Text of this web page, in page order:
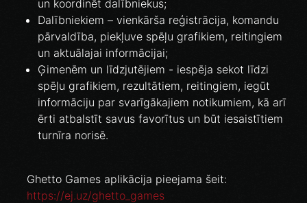
un koordinēt dalībniekus;
Dalībniekiem – vienkārša reģistrācija, komandu
pārvaldība, piekļuve spēļu grafikiem, reitingiem
un aktuālajai informācijai;
Ģimenēm un līdzjutējiem - iespēja sekot līdzi
spēļu grafikiem, rezultātiem, reitingiem, iegūt
informāciju par svarīgākajiem notikumiem, kā arī
ērti atbalstīt savus favorītus un būt iesaistītiem
turnīra norisē.
Ghetto Games aplikācija pieejama šeit:
https://ej.uz/ghetto_games